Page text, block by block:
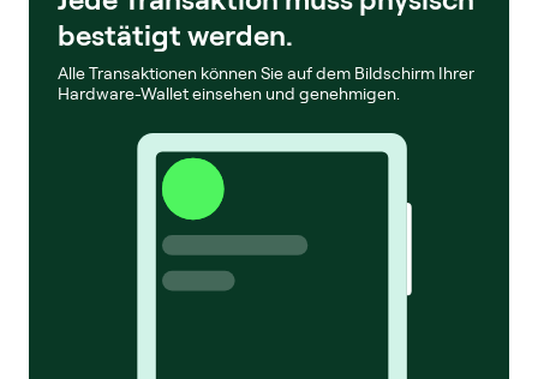
bestätigt werden.
Alle Transaktionen können Sie auf dem Bildschirm Ihrer
Hardware-Wallet einsehen und genehmigen.